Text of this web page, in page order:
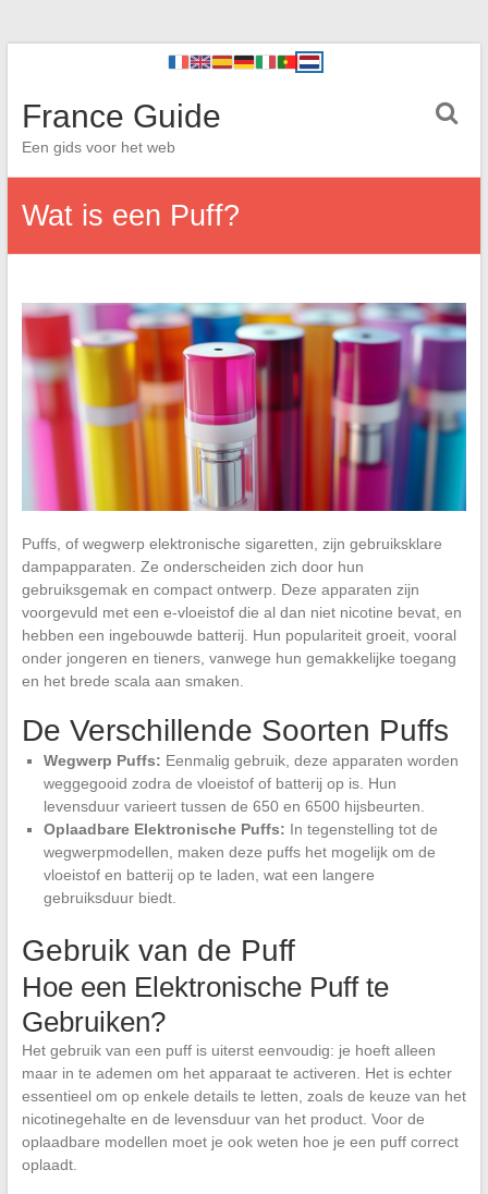
France Guide
Een gids voor het web
Wat is een Puff?
Puffs, of wegwerp elektronische sigaretten, zijn gebruiksklare
dampapparaten. Ze onderscheiden zich door hun
gebruiksgemak en compact ontwerp. Deze apparaten zijn
voorgevuld met een e-vloeistof die al dan niet nicotine bevat, en
hebben een ingebouwde batterij. Hun populariteit groeit, vooral
onder jongeren en tieners, vanwege hun gemakkelijke toegang
en het brede scala aan smaken.
De Verschillende Soorten Puffs
Wegwerp Puffs: Eenmalig gebruik, deze apparaten worden
weggegooid zodra de vloeistof of batterij op is. Hun
levensduur varieert tussen de 650 en 6500 hijsbeurten.
Oplaadbare Elektronische Puffs: In tegenstelling tot de
wegwerpmodellen, maken deze puffs het mogelijk om de
vloeistof en batterij op te laden, wat een langere
gebruiksduur biedt.
Gebruik van de Puff
Hoe een Elektronische Puff te
Gebruiken?
Het gebruik van een puff is uiterst eenvoudig: je hoeft alleen
maar in te ademen om het apparaat te activeren. Het is echter
essentieel om op enkele details te letten, zoals de keuze van het
nicotinegehalte en de levensduur van het product. Voor de
oplaadbare modellen moet je ook weten hoe je een puff correct
oplaadt.